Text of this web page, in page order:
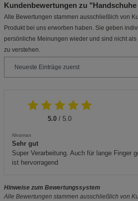
Kundenbewertungen zu "Handschuhe
Alle Bewertungen stammen ausschließlich von
Produkt bei uns erworben haben. Sie geben
persönliche Meinungen wieder und sind nicht
zu verstehen.
5.0 / 5.0
Nivamax
Sehr gut
Super Verarbeitung. Auch für lange Finger
ist hervorragend
Hinweise zum Bewertungssystem
Alle Bewertungen stammen ausschließlich von